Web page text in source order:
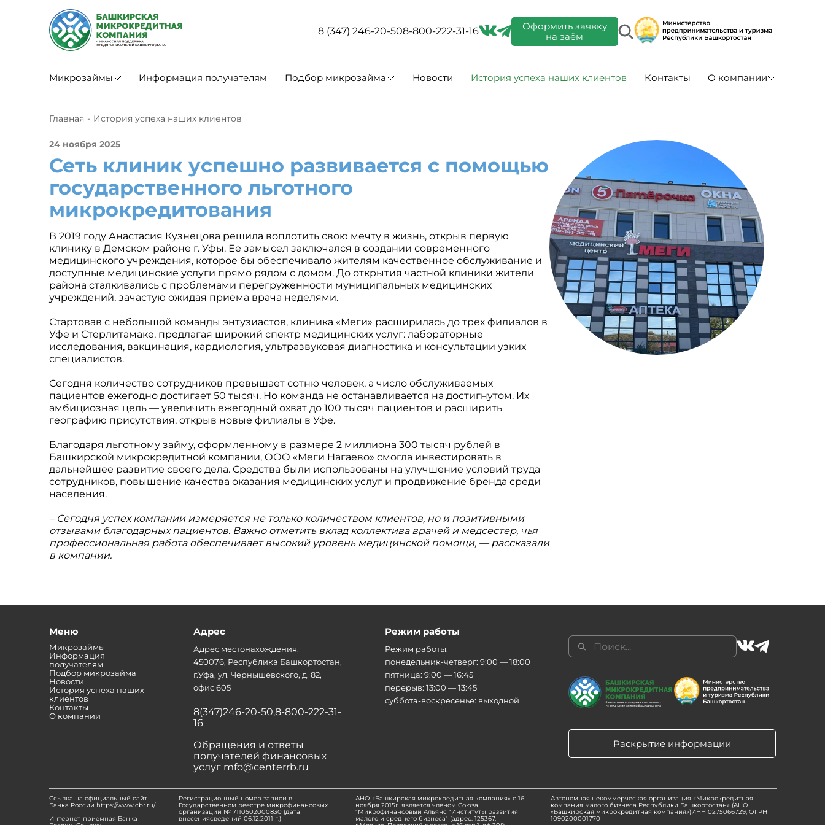
8 (347) 246-20-508-800-222-31-16
Оформить заявку
на заём
Микрозаймы Информация получателям Подбор микрозайма Новости История успеха наших клиентов Контакты О компании
Главная История успеха наших клиентов
24 ноября 2025
Сеть клиник успешно развивается с помощью
государственного льготного
микрокредитования
В 2019 году Анастасия Кузнецова решила воплотить свою мечту в жизнь, открыв первую
клинику в Демском районе г. Уфы. Ее замысел заключался в создании современного
медицинского учреждения, которое бы обеспечивало жителям качественное обслуживание и
доступные медицинские услуги прямо рядом с домом. До открытия частной клиники жители
района сталкивались с проблемами перегруженности муниципальных медицинских
учреждений, зачастую ожидая приема врача неделями.
Стартовав с небольшой команды энтузиастов, клиника «Меги» расширилась до трех филиалов в
Уфе и Стерлитамаке, предлагая широкий спектр медицинских услуг: лабораторные
исследования, вакцинация, кардиология, ультразвуковая диагностика и консультации узких
специалистов.
Сегодня количество сотрудников превышает сотню человек, а число обслуживаемых
пациентов ежегодно достигает 50 тысяч. Но команда не останавливается на достигнутом. Их
амбициозная цель — увеличить ежегодный охват до 100 тысяч пациентов и расширить
географию присутствия, открыв новые филиалы в Уфе.
Благодаря льготному займу, оформленному в размере 2 миллиона 300 тысяч рублей в
Башкирской микрокредитной компании, ООО «Меги Нагаево» смогла инвестировать в
дальнейшее развитие своего дела. Средства были использованы на улучшение условий труда
сотрудников, повышение качества оказания медицинских услуг и продвижение бренда среди
населения.
– Сегодня успех компании измеряется не только количеством клиентов, но и позитивными
отзывами благодарных пациентов. Важно отметить вклад коллектива врачей и медсестер, чья
профессиональная работа обеспечивает высокий уровень медицинской помощи, — рассказали
в компании.
Меню
Микрозаймы
Информация
получателям
Подбор микрозайма
Новости
История успеха наших
клиентов
Контакты
О компании
Адрес
Адрес местонахождения:
450076, Республика Башкортостан,
г.Уфа, ул. Чернышевского, д. 82,
офис 605
8(347)246-20-50,8-800-222-31-
16
Обращения и ответы
получателей финансовых
услуг mfo@centerrb.ru
Режим работы
Режим работы:
понедельник-четверг: 9:00 — 18:00
пятница: 9:00 — 16:45
перерыв: 13:00 — 13:45
суббота-воскресенье: выходной
Раскрытие информации
Ссылка на официальный сайт
Банка России https://www.cbr.ru/
Интернет-приемная Банка
Регистрационный номер записи в
Государственном реестре микрофинансовых
организаций № 7110502000830 (дата
внесениясведений 06.12.2011 г.)
АНО «Башкирская микрокредитная компания» с 16
ноября 2015г. является членом Союза
"Микрофинансовый Альянс "Институты развития
малого и среднего бизнеса" (адрес: 125367,
Автономная некоммерческая организация «Микрокредитная
компания малого бизнеса Республики Башкортостан» (АНО
«Башкирская микрокредитная компания»)ИНН 0275066729, ОГРН
1090200001770